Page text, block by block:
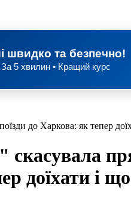
швидко та безпечно!
5 хвилин • Кращий курс
до Харкова: як тепер
доїхати і що